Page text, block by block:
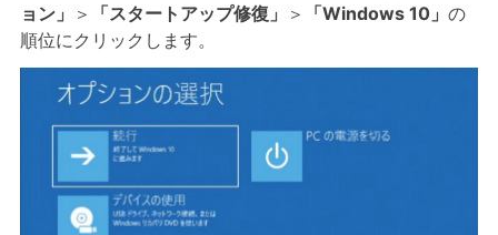
ョン」
＞ 「スタートアップ修復」 ＞ 「Windows 10」 の
順位にクリックします。